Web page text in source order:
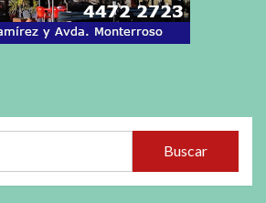
Buscar